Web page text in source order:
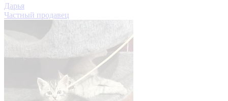
Дарья
Частный продавец